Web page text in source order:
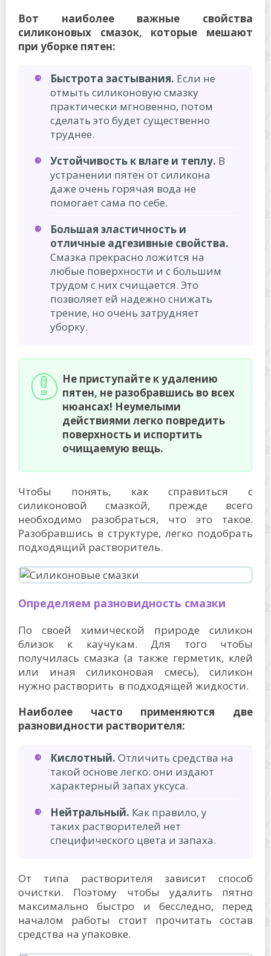
Вот наиболее важные свойства
силиконовых смазок, которые мешают
при уборке пятен:
Быстрота застывания. Если не
отмыть силиконовую смазку
практически мгновенно, потом
сделать это будет существенно
труднее.
Устойчивость к влаге и теплу. В
устранении пятен от силикона
даже очень горячая вода не
помогает сама по себе.
Большая эластичность и
отличные адгезивные свойства.
Смазка прекрасно ложится на
любые поверхности и с большим
трудом с них счищается. Это
позволяет ей надежно снижать
трение, но очень затрудняет
уборку.
Не приступайте к удалению
пятен, не разобравшись во всех
нюансах! Неумелыми
действиями легко повредить
поверхность и испортить
очищаемую вещь.
Чтобы понять, как справиться с
силиконовой смазкой, прежде всего
необходимо разобраться, что это такое.
Разобравшись в структуре, легко подобрать
подходящий растворитель.
Определяем разновидность смазки
По своей химической природе силикон
близок к каучукам. Для того чтобы
получилась смазка (а также герметик, клей
или иная силиконовая смесь), силикон
нужно растворить в подходящей жидкости.
Наиболее часто применяются две
разновидности растворителя:
Кислотный. Отличить средства на
такой основе легко: они издают
характерный запах уксуса.
Нейтральный. Как правило, у
таких растворителей нет
специфического цвета и запаха.
От типа растворителя зависит способ
очистки. Поэтому чтобы удалить пятно
максимально быстро и бесследно, перед
началом работы стоит прочитать состав
средства на упаковке.